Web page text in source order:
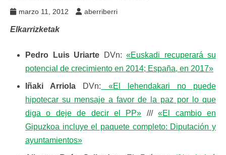
marzo 11, 2012 aberriberri
Elkarrizketak
Pedro Luis Uriarte DVn: «Euskadi recuperará su
potencial de crecimiento en 2014; España, en 2017»
Iñaki Arriola DVn: «El lehendakari no puede
hipotecar su mensaje a favor de la paz por lo que
diga o deje de decir el PP» ///«El cambio en
Gipuzkoa incluye el paquete completo: Diputación y
ayuntamientos»